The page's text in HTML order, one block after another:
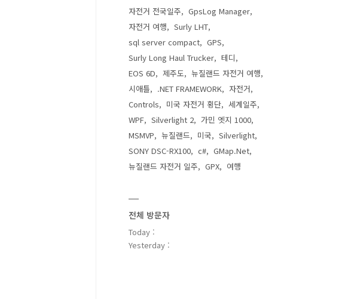
자전거 전국일주
GpsLog Manager
자전거 여행
Surly LHT
sql server compact
GPS
Surly Long Haul Trucker
테디
EOS 6D
제주도
뉴질랜드 자전거 여행
시애틀
.NET FRAMEWORK
자전거
Controls
미국 자전거 횡단
세계일주
WPF
Silverlight 2
가민 엣지 1000
MSMVP
뉴질랜드 미국
Silverlight
SONY DSC-RX100
c#
GMap.Net
뉴질랜드 자전거 일주
GPX 여행
전체 방문자
Today :
Yesterday :